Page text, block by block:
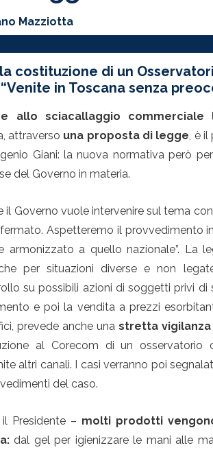
Mazziotta
costituzione di un
in Toscana senza
allo sciacallaggio commerciale
attraverso una proposta di legge, è il
Giani: la nuova normativa però
del Governo in materia.
il Governo vuole intervenire sul tema
Aspetteremo il provvedimento
a quello nazionale”. La
per situazioni diverse e non
su possibili azioni di soggetti privi di
e poi la vendita a prezzi
prevede anche una stretta
al Corecom di un osservatorio
altri canali. I casi verranno poi
del caso.
Presidente – molti prodotti
dal gel per igienizzare le mani alle